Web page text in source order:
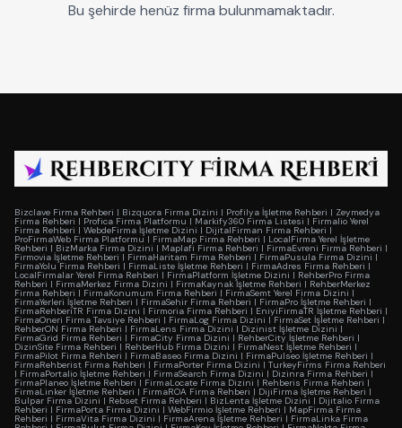
Bu şehirde henüz firma bulunmamaktadır.
Bizclave Firma Rehberi | Bizquora Firma Dizini | Profilya İşletme Rehberi | Zeymedya
Firma Rehberi | Profica Firma Platformu | Markify360 Firma Listesi | Firmalio Yerel
Firma Rehberi | WebdeFirma İşletme Dizini | DijitalFirman Firma Rehberi |
ProFirmaWeb Firma Platformu | FirmaMap Firma Rehberi | LocalFirma Yerel İşletme
Rehberi | BizMarka Firma Dizini | Maplafi Firma Rehberi | FirmaEvreni Firma Rehberi |
Firmovia İşletme Rehberi | FirmaHaritam Firma Rehberi | FirmaPusula Firma Dizini |
FirmaYolu Firma Rehberi | FirmaListe İşletme Rehberi | FirmaAdres Firma Rehberi |
LocalFirmalar Yerel Firma Rehberi | FirmaPlatform İşletme Dizini | RehberPro Firma
Rehberi | FirmaMerkez Firma Dizini | FirmaKaynak İşletme Rehberi | RehberMerkez
Firma Rehberi | FirmaKonumum Firma Rehberi | FirmaSemt Yerel Firma Dizini |
FirmaYerleri İşletme Rehberi | FirmaSehir Firma Rehberi | FirmaPro İşletme Rehberi |
FirmaRehberiTR Firma Dizini | Firmoria Firma Rehberi | EniyiFirmaTR İşletme Rehberi |
FirmaOneri Firma Tavsiye Rehberi | FirmaLog Firma Dizini |FirmaSet İşletme Rehberi |
RehberON Firma Rehberi | FirmaLens Firma Dizini | Dizinist İşletme Dizini |
FirmaGrid Firma Rehberi | FirmaCity Firma Dizini | RehberCity İşletme Rehberi |
DizinSite Firma Rehberi | RehberHub Firma Dizini | FirmaNest İşletme Rehberi |
FirmaPilot Firma Rehberi | FirmaBaseo Firma Dizini | FirmaPulseo İşletme Rehberi |
FirmaRehberist Firma Rehberi | FirmaPorter Firma Dizini | TurkeyFirms Firma Rehberi
| FirmaPortalio İşletme Rehberi | FirmaSearch Firma Dizini | Dizinra Firma Rehberi |
FirmaPlaneo İşletme Rehberi | FirmaLocate Firma Dizini | Rehberis Firma Rehberi |
FirmaLinker İşletme Rehberi | FirmaROA Firma Rehberi | DijiFirma İşletme Rehberi |
Bulpar Firma Dizini | Rebset Firma Rehberi | BizLenta İşletme Dizini | Dijitalio Firma
Rehberi | FirmaPorta Firma Dizini | WebFirmio İşletme Rehberi | MapFirma Firma
Rehberi | FirmaVita Firma Dizini | FirmaArena İşletme Rehberi | FirmaLinka Firma